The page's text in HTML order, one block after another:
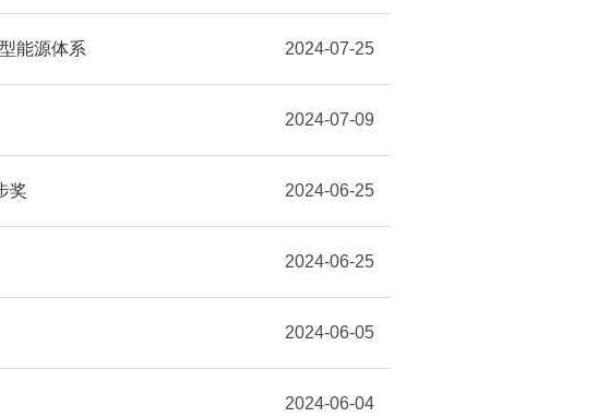
2024-07-25
能源体系
2024-07-09
2024-06-25
奖
2024-06-25
2024-06-05
2024-06-04